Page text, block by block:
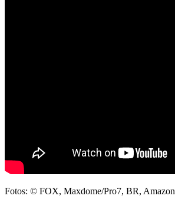
Fotos: © FOX, Maxdome/Pro7, BR, Amazon